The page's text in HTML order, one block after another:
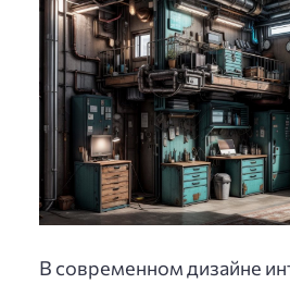
В современном дизайне